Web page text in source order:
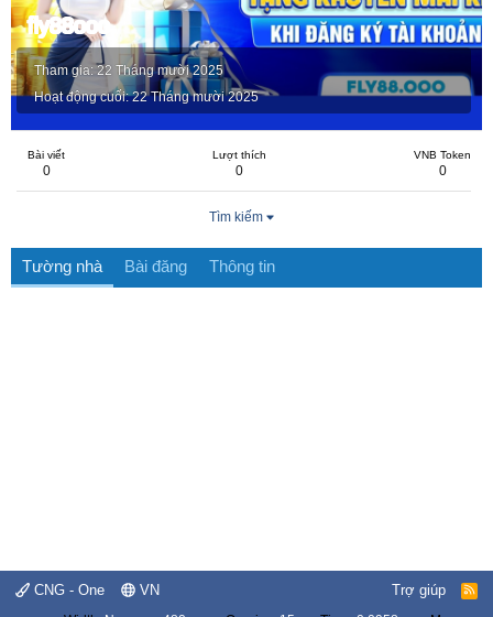
fly88ooo
Tham gia 22 Tháng mười 2025
Hoạt động cuối 22 Tháng mười 2025
Bài viết
0
Lượt thích
0
VNB Token
0
Tìm kiếm
Tường nhà Bài đăng Thông tin
CNG - One VN Trợ giúp
R